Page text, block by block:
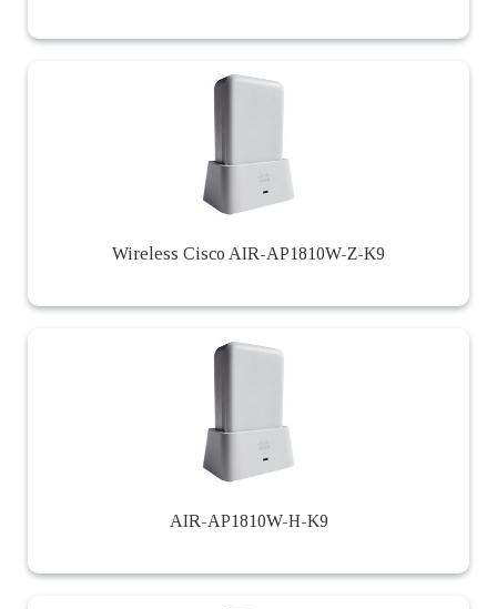
Wireless Cisco AIR-AP1810W-Z-K9
AIR-AP1810W-H-K9